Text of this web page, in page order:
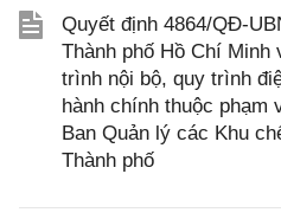
Quyết định 4864/QĐ-
Thành phố Hồ Chí Minh
trình nội bộ, quy trình
hành chính thuộc phạm
Ban Quản lý các Khu
Thành phố